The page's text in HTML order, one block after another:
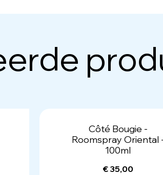
Côté Bougie -
Roomspray Oriental
100ml
€ 35,00